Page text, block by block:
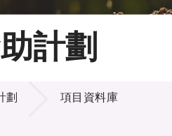
計劃
劃 項目資料庫